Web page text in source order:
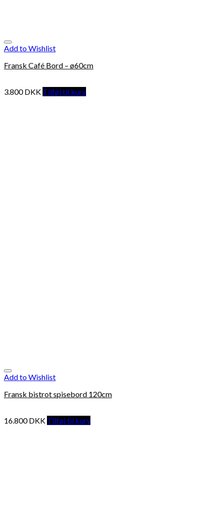
Add to Wishlist
Fransk Café Bord – ø60cm
3.800DKK Tilføj til kurv
Add to Wishlist
Fransk bistrot spisebord 120cm
16.800DKK Tilføj til kurv